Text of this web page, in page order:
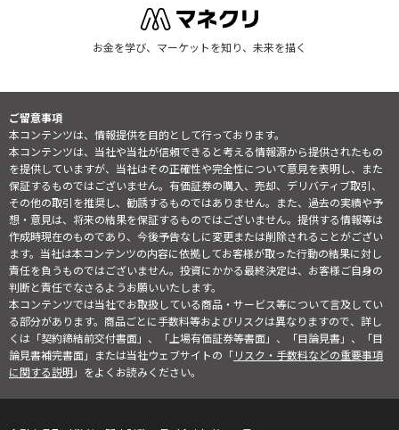
お金を学び、マーケットを知り、未来を描く
ご留意事項
本コンテンツは、情報提供を目的として行っております。
本コンテンツは、当社や当社が信頼できると考える情報源から提供されたもの
を提供していますが、当社はその正確性や完全性について意見を表明し、また
保証するものではございません。有価証券の購入、売却、デリバティブ取引、
その他の取引を推奨し、勧誘するものではありません。また、過去の実績や予
想・意見は、将来の結果を保証するものではございません。提供する情報等は
作成時現在のものであり、今後予告なしに変更または削除されることがござい
ます。当社は本コンテンツの内容に依拠してお客様が取った行動の結果に対し
責任を負うものではございません。投資にかかる最終決定は、お客様ご自身の
判断と責任でなさるようお願いいたします。
本コンテンツでは当社でお取扱している商品・サービス等について言及してい
る部分があります。商品ごとに手数料等およびリスクは異なりますので、詳し
くは「契約締結前交付書面」、「上場有価証券等書面」、「目論見書」、「目
論見書補完書面」または当社ウェブサイトの「リスク・手数料などの重要事項
に関する説明」をよくお読みください。